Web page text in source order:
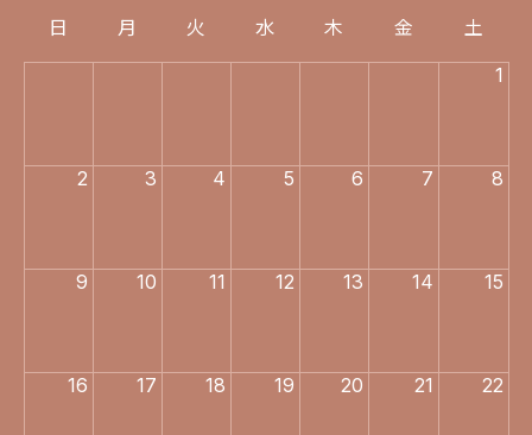
日 月 火 水 木 金 土
1
2 3 4 5 6 7 8
9 10 11 12 13 14 15
16 17 18 19 20 21 22